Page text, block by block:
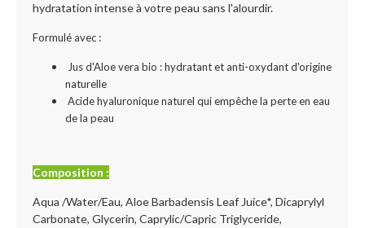
hydratation intense à votre peau sans l'alourdir.
Formulé avec :
Jus d'Aloe vera bio : hydratant et anti-oxydant d'origine
naturelle
Acide hyaluronique naturel qui empêche la perte en eau
de la peau
Composition :
Aqua /Water/Eau, Aloe Barbadensis Leaf Juice*, Dicaprylyl
Carbonate, Glycerin, Caprylic/Capric Triglyceride,